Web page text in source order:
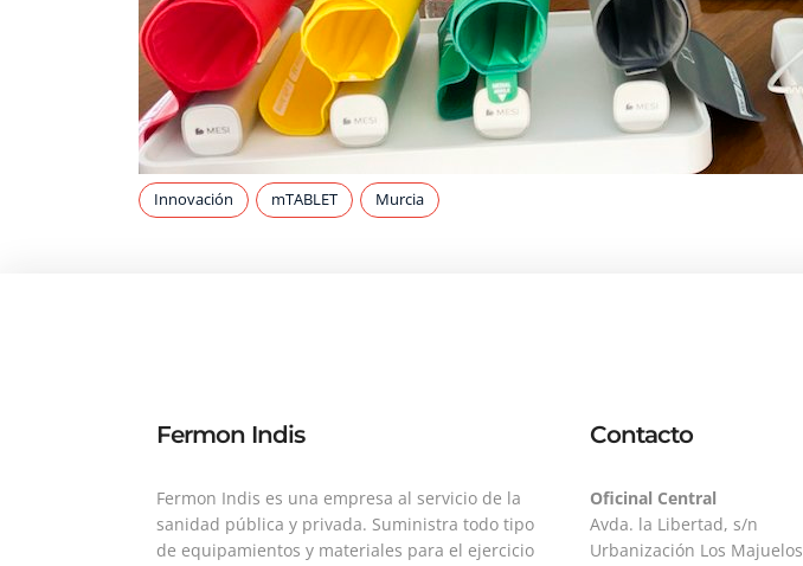
Innovación mTABLET Murcia
Fermon Indis
Fermon Indis es una empresa al servicio de la
sanidad pública y privada. Suministra todo tipo
de equipamientos y materiales para el ejercicio
Contacto
Oficinal Central
Avda. la Libertad, s/n
Urbanización Los Majuelos